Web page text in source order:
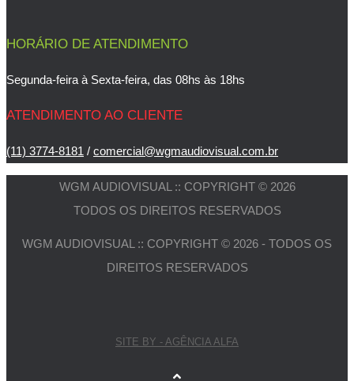
HORÁRIO DE ATENDIMENTO
Segunda-feira à Sexta-feira, das 08hs às 18hs
ATENDIMENTO AO CLIENTE
(11) 3774-8181 / comercial@wgmaudiovisual.com.br
WGM AUDIOVISUAL :: COPYRIGHT © 2026
TODOS OS DIREITOS RESERVADOS
WGM AUDIOVISUAL :: COPYRIGHT © 2026 - TODOS OS
DIREITOS RESERVADOS
SITE BY - AGÊNCIA ALFA